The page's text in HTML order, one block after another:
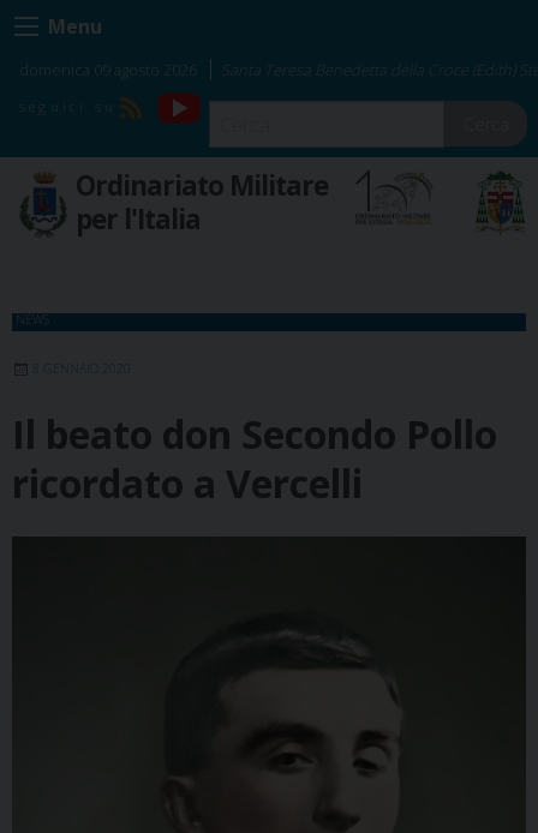
Skip
to
content
Menu
domenica 09 agosto 2026 Santa Teresa Benedetta della Croce (Edith)
RSS
YouTube
Ordinariato Militare
per l'Italia
NEWS
8 GENNAIO 2020
Il beato don Secondo Pollo
ricordato a Vercelli